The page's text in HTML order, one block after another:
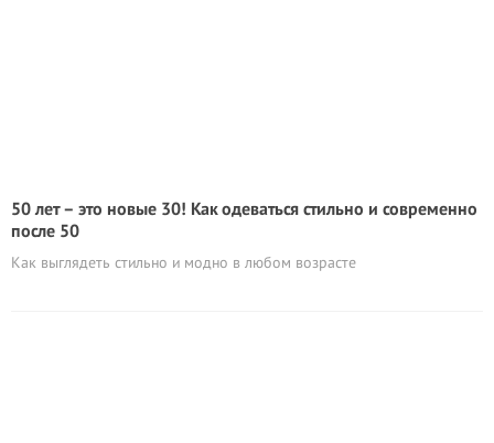
50 лет – это новые 30! Как одеваться стильно и современно
после 50
Как выглядеть стильно и модно в любом возрасте